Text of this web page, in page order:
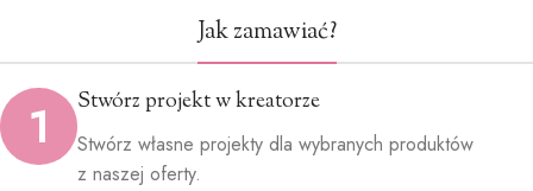
Jak zamawiać?
1 Stwórz projekt w kreatorze
Stwórz własne projekty dla wybranych produktów
z naszej oferty.